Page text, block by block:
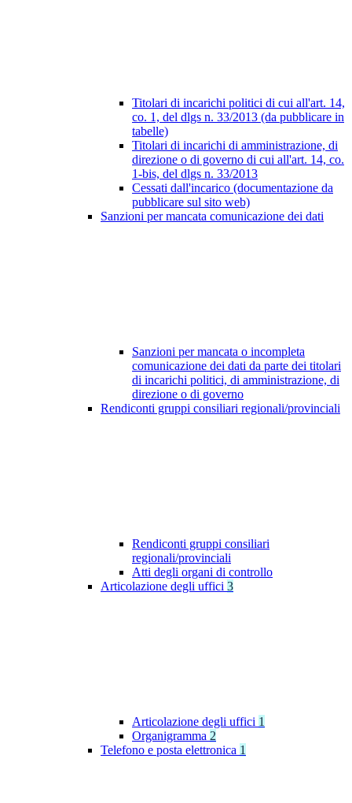
Titolari di incarichi politici di cui all'art. 14,
co. 1, del dlgs n. 33/2013 (da pubblicare in
tabelle)
Titolari di incarichi di amministrazione, di
direzione o di governo di cui all'art. 14, co.
1-bis, del dlgs n. 33/2013
Cessati dall'incarico (documentazione da
pubblicare sul sito web)
Sanzioni per mancata comunicazione dei dati
Sanzioni per mancata o incompleta
comunicazione dei dati da parte dei titolari
di incarichi politici, di amministrazione, di
direzione o di governo
Rendiconti gruppi consiliari regionali/provinciali
Rendiconti gruppi consiliari
regionali/provinciali
Atti degli organi di controllo
Articolazione degli uffici 3
Articolazione degli uffici 1
Organigramma 2
Telefono e posta elettronica 1